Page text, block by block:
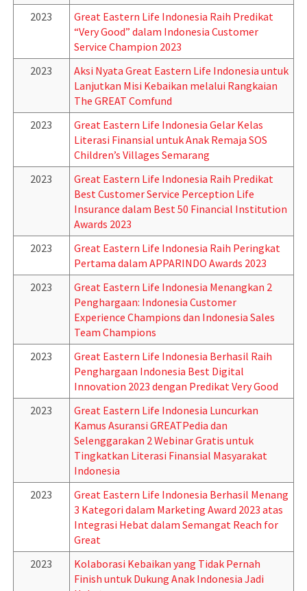
2023
Great Eastern Life Indonesia Raih Predikat
“Very Good” dalam Indonesia Customer
Service Champion 2023
2023
Aksi Nyata Great Eastern Life Indonesia untuk
Lanjutkan Misi Kebaikan melalui Rangkaian
The GREAT Comfund
2023
Great Eastern Life Indonesia Gelar Kelas
Literasi Finansial untuk Anak Remaja SOS
Children’s Villages Semarang
2023
Great Eastern Life Indonesia Raih Predikat
Best Customer Service Perception Life
Insurance dalam Best 50 Financial Institution
Awards 2023
2023
Great Eastern Life Indonesia Raih Peringkat
Pertama dalam APPARINDO Awards 2023
2023
Great Eastern Life Indonesia Menangkan 2
Penghargaan: Indonesia Customer
Experience Champions dan Indonesia Sales
Team Champions
2023
Great Eastern Life Indonesia Berhasil Raih
Penghargaan Indonesia Best Digital
Innovation 2023 dengan Predikat Very Good
2023
Great Eastern Life Indonesia Luncurkan
Kamus Asuransi GREATPedia dan
Selenggarakan 2 Webinar Gratis untuk
Tingkatkan Literasi Finansial Masyarakat
Indonesia
2023
Great Eastern Life Indonesia Berhasil Menang
3 Kategori dalam Marketing Award 2023 atas
Integrasi Hebat dalam Semangat Reach for
Great
2023
Kolaborasi Kebaikan yang Tidak Pernah
Finish untuk Dukung Anak Indonesia Jadi